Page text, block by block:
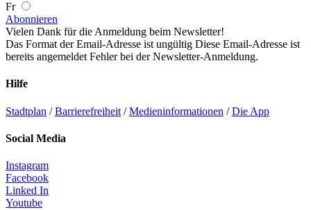
Fr
Abonnieren
Vielen Dank für die Anmeldung beim Newsletter!
Das Format der Email-Adresse ist ungültig Diese Email-Adresse ist
bereits angemeldet Fehler bei der Newsletter-Anmeldung.
Hilfe
Stadtplan /Barrierefreiheit /Medieninformationen /Die App
Social Media
Instagram
Facebook
Linked In
Youtube